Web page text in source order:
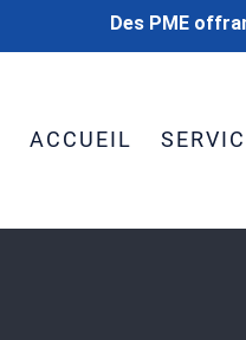
Des PME
ACCUEIL